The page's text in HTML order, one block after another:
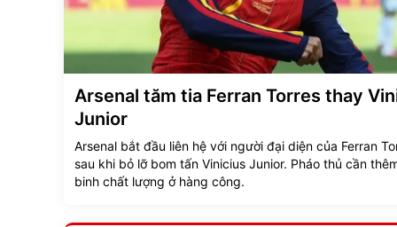
Arsenal tăm tia Ferran Torres thay
Junior
Arsenal bắt đầu liên hệ với người đại diện của Ferran
sau khi bỏ lỡ bom tấn Vinicius Junior. Pháo thủ cần
binh chất lượng ở hàng công.